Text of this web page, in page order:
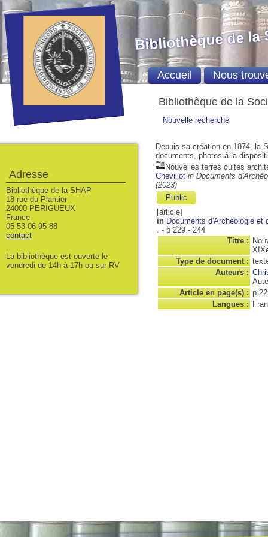
Bibliothèque de la
Nouvelle recherche
Depuis sa création en 1874, la
documents, photos à la
Nouvelles terres cuites
Chevillot in Documents
(2023)
Public
[article]
in Documents d'Archéologie et
. - p 229 - 244
Titre :
Type de document :
Auteurs :
Article en page(s) : p
Langues :
Bibliothèque de la
Accueil Nous
Adresse
Bibliothèque de la SHAP
18 rue du Plantier
24000 PERIGUEUX
France
05 53 06 95 88
contact
La bibliothèque est ouverte le
vendredi de 14h à 17h ou sur RV